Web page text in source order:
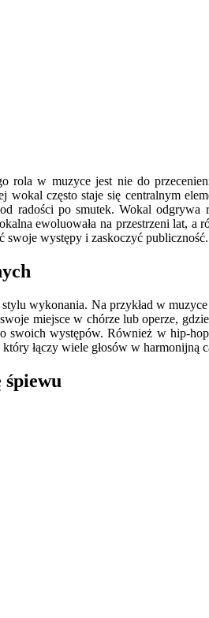
w muzyce jest nie do
często staje się centralnym
radości po smutek. Wokal
ewoluowała na przestrzeni lat,
swoje występy i zaskoczyć publiczność.
wykonania. Na przykład w
miejsce w chórze lub operze,
występów. Również w hip-
łączy wiele głosów w harmonijną